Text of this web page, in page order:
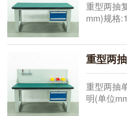
+黑色pvc
重型两抽
mm)规格
货供应其
50mm由
高密度板
面承重
重型两
重型两抽
明(单位